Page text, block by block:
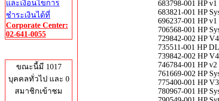
และเงื่อนไขการ
ชำระเงินได้ที่
Corporate Center:
02-641-0055
ขณะนี้มี 1017
บุคคลทั่วไป และ 0
สมาชิกเข้าชม
683798-001 HP
683821-001 HP
696237-001 HP
706568-001 HP
729842-002 HP
735511-001 HP
739842-002 HP
746784-001 HP
761669-002 HP
775400-001 HP
780967-001 HP